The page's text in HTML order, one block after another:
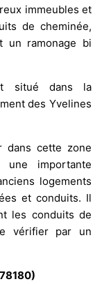
immeubles et
de cheminée,
un ramonage bi
situé dans la
des Yvelines
dans cette zone
une importante
logements
et conduits. Il
les conduits de
vérifier par un